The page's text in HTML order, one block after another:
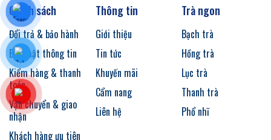
Chính sách
Đổi trả & bảo hành
Bảo mật thông tin
Kiểm hàng & thanh
toán
Vận chuyển & giao
nhận
Khách hàng ưu tiên
Thông tin
Giới thiệu
Tin tức
Khuyến mãi
Cẩm nang
Liên hệ
Trà ngon
Bạch trà
Hồng trà
Lục trà
Thanh trà
Phổ nhĩ